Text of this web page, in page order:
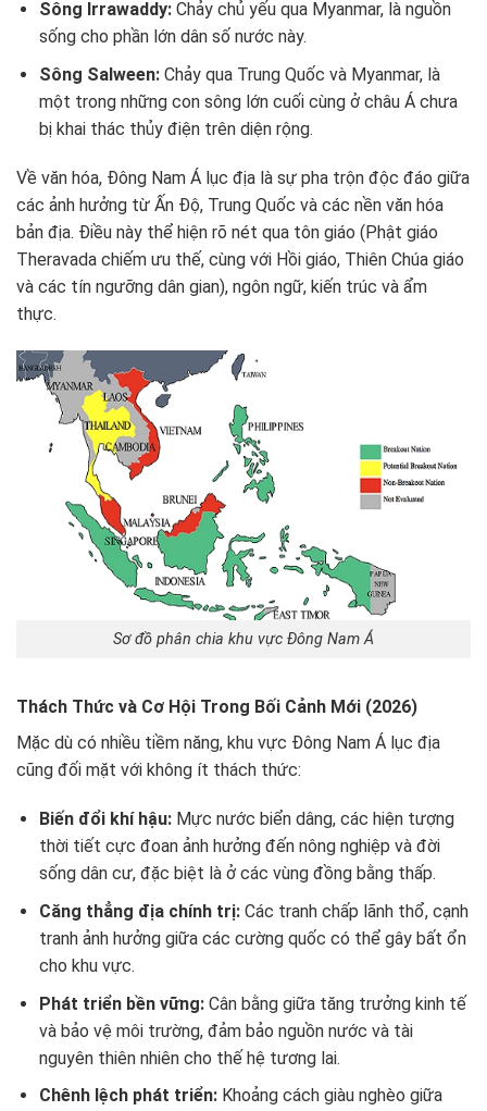
Sông Irrawaddy:Chảy chủ yếu qua Myanmar, là nguồn
sống cho phần lớn dân số nước này.
Sông Salween:Chảy qua Trung Quốc và Myanmar, là
một trong những con sông lớn cuối cùng ở châu Á chưa
bị khai thác thủy điện trên diện rộng.
Về văn hóa, Đông Nam Á lục địa là sự pha trộn độc đáo giữa
các ảnh hưởng từ Ấn Độ, Trung Quốc và các nền văn hóa
bản địa. Điều này thể hiện rõ nét qua tôn giáo (Phật giáo
Theravada chiếm ưu thế, cùng với Hồi giáo, Thiên Chúa giáo
và các tín ngưỡng dân gian), ngôn ngữ, kiến trúc và ẩm
thực.
Sơ đồ phân chia khu vực Đông Nam Á
Thách Thức và Cơ Hội Trong Bối Cảnh Mới (2026)
Mặc dù có nhiều tiềm năng, khu vực Đông Nam Á lục địa
cũng đối mặt với không ít thách thức:
Biến đổi khí hậu:Mực nước biển dâng, các hiện tượng
thời tiết cực đoan ảnh hưởng đến nông nghiệp và đời
sống dân cư, đặc biệt là ở các vùng đồng bằng thấp.
Căng thẳng địa chính trị:Các tranh chấp lãnh thổ, cạnh
tranh ảnh hưởng giữa các cường quốc có thể gây bất ổn
cho khu vực.
Phát triển bền vững:Cân bằng giữa tăng trưởng kinh tế
và bảo vệ môi trường, đảm bảo nguồn nước và tài
nguyên thiên nhiên cho thế hệ tương lai.
Chênh lệch phát triển:Khoảng cách giàu nghèo giữa